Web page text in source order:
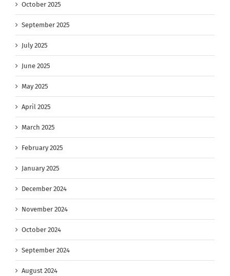
October 2025
September 2025
July 2025
June 2025
May 2025
April 2025
March 2025
February 2025
January 2025
December 2024
November 2024
October 2024
September 2024
August 2024